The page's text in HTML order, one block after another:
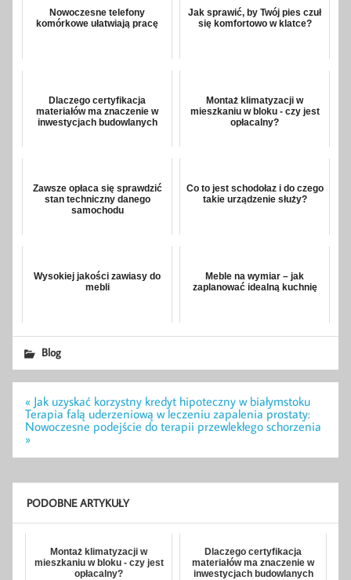
Nowoczesne telefony
komórkowe ułatwiają pracę
Jak sprawić, by Twój pies czuł
się komfortowo w klatce?
Dlaczego certyfikacja
materiałów ma znaczenie w
inwestycjach budowlanych
Montaż klimatyzacji w
mieszkaniu w bloku - czy jest
opłacalny?
Zawsze opłaca się sprawdzić
stan techniczny danego
samochodu
Co to jest schodołaz i do czego
takie urządzenie służy?
Wysokiej jakości zawiasy do
mebli
Meble na wymiar – jak
zaplanować idealną kuchnię
Blog
Nawigacja
wpisu
« Jak uzyskać korzystny kredyt hipoteczny w białymstoku
Terapia falą uderzeniową w leczeniu zapalenia prostaty:
Nowoczesne podejście do terapii przewlekłego schorzenia
»
PODOBNE ARTYKUŁY
Montaż klimatyzacji w
mieszkaniu w bloku - czy jest
opłacalny?
Dlaczego certyfikacja
materiałów ma znaczenie w
inwestycjach budowlanych